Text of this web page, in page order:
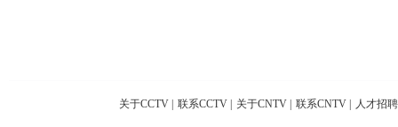
关于CCTV 联系CCTV 关于CNTV 联系CNTV 人才招聘